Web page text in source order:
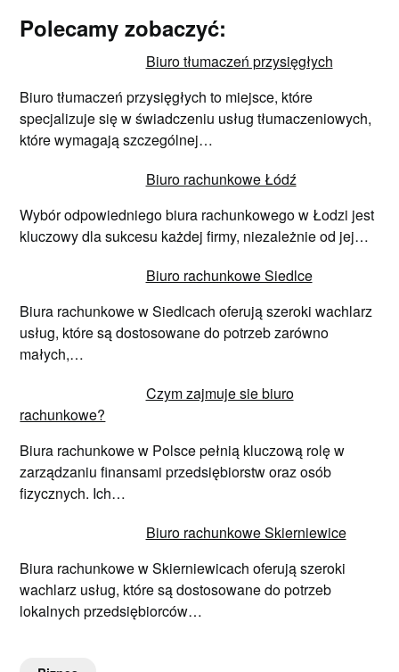
Polecamy zobaczyć:
Biuro tłumaczeń przysięgłych
Biuro tłumaczeń przysięgłych to miejsce, które
specjalizuje się w świadczeniu usług tłumaczeniowych,
które wymagają szczególnej…
Biuro rachunkowe Łódź
Wybór odpowiedniego biura rachunkowego w Łodzi jest
kluczowy dla sukcesu każdej firmy, niezależnie od jej…
Biuro rachunkowe Siedlce
Biura rachunkowe w Siedlcach oferują szeroki wachlarz
usług, które są dostosowane do potrzeb zarówno
małych,…
Czym zajmuje sie biuro
rachunkowe?
Biura rachunkowe w Polsce pełnią kluczową rolę w
zarządzaniu finansami przedsiębiorstw oraz osób
fizycznych. Ich…
Biuro rachunkowe Skierniewice
Biura rachunkowe w Skierniewicach oferują szeroki
wachlarz usług, które są dostosowane do potrzeb
lokalnych przedsiębiorców…